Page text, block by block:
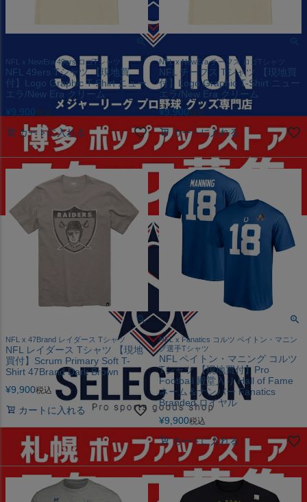
NFL x NewEra 49ers ロゴTシャツ
NFL 49ers Tシャツ 【現地買
付】Logo Graphic T-Shirt ニュー
エラ/New Era クリーム
¥9,900税込
カートに入れる
NFL x NewEra チーフス ロゴTシャツ
NFL チーフス Tシャツ 【現地買
付】Logo Graphic T-Shirt ニュー
エラ/New Era クリーム
¥9,900税込
カートに入れる
NFL x 47Brand レイダース Tシャツ
NFL レイダース Tシャツ 【現地
買付】Scrum Primary Soft T-
Shirt 47Brand Dark Brown
¥9,900税込
カートに入れる
NFL x Fanatics コルツ ペイトン・マニン
グ選手Tシャツ
NFL ペイトン・マニング コルツ
Tシャツ 【現地買付】Pro
Football 殿堂入り Hall of Fame
ネーム＆ナンバー Fanatics
Branded ロイヤル
¥9,900税込
カートに入れる